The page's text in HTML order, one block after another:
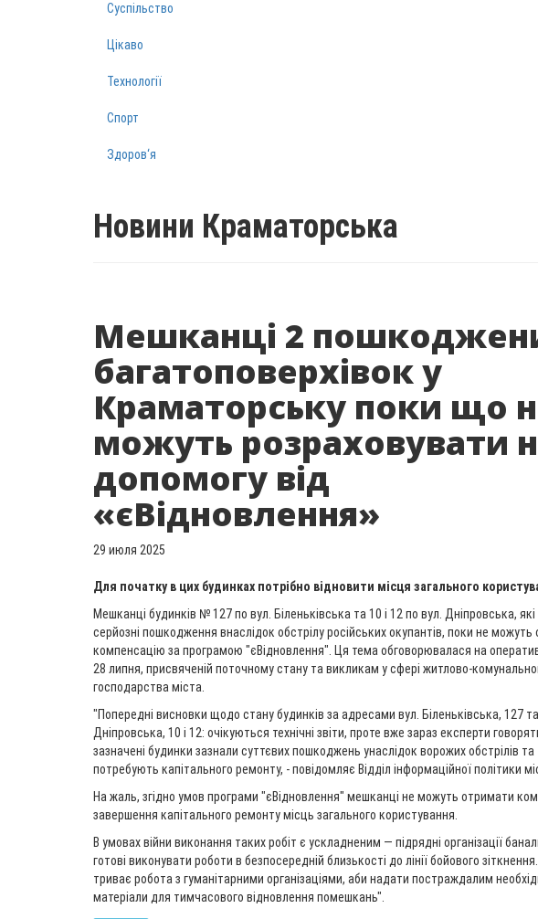
Суспільство
Цікаво
Технології
Спорт
Здоров‘я
Новини Краматорська
Мешканці 2
багатоповерхівок у
Краматорську поки що
можуть розраховувати
допомогу від
«єВідновлення»
29 июля 2025
Для початку в цих будинках потрібно відновити місця загального
Мешканці будинків № 127 по вул. Біленьківська та 10 і 12 по вул. Дніпровська,
серйозні пошкодження внаслідок обстрілу російських окупантів, поки не
компенсацію за програмою "єВідновлення". Ця тема обговорювалася на
28 липня, присвяченій поточному стану та викликам у сфері житлово-
господарства міста.
"Попередні висновки щодо стану будинків за адресами вул. Біленьківська, 127 та
Дніпровська, 10 і 12: очікуються технічні звіти, проте вже зараз експерти
зазначені будинки зазнали суттєвих пошкоджень унаслідок ворожих обстрілів та
потребують капітального ремонту, - повідомляє Відділ інформаційної політики
На жаль, згідно умов програми "єВідновлення" мешканці не можуть отримати
завершення капітального ремонту місць загального користування.
В умовах війни виконання таких робіт є ускладненим — підрядні організації
готові виконувати роботи в безпосередній близькості до лінії бойового
триває робота з гуманітарними організаціями, аби надати постраждалим
матеріали для тимчасового відновлення помешкань".